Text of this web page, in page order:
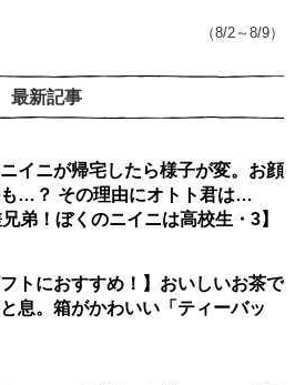
（8/2～8/9）
最新記事
イニが帰宅したら様子が変。お顔
…？ その理由にオトト君は…
兄弟！ぼくのニイニは高校生・3】
フトにおすすめ！】おいしいお茶で
息。箱がかわいい「ティーバッ